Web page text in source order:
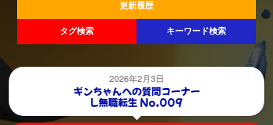
更新履歴
タグ検索 キーワード検索
2026年2月3日
ギンちゃんへの質問コーナー
L無職転生 No.009